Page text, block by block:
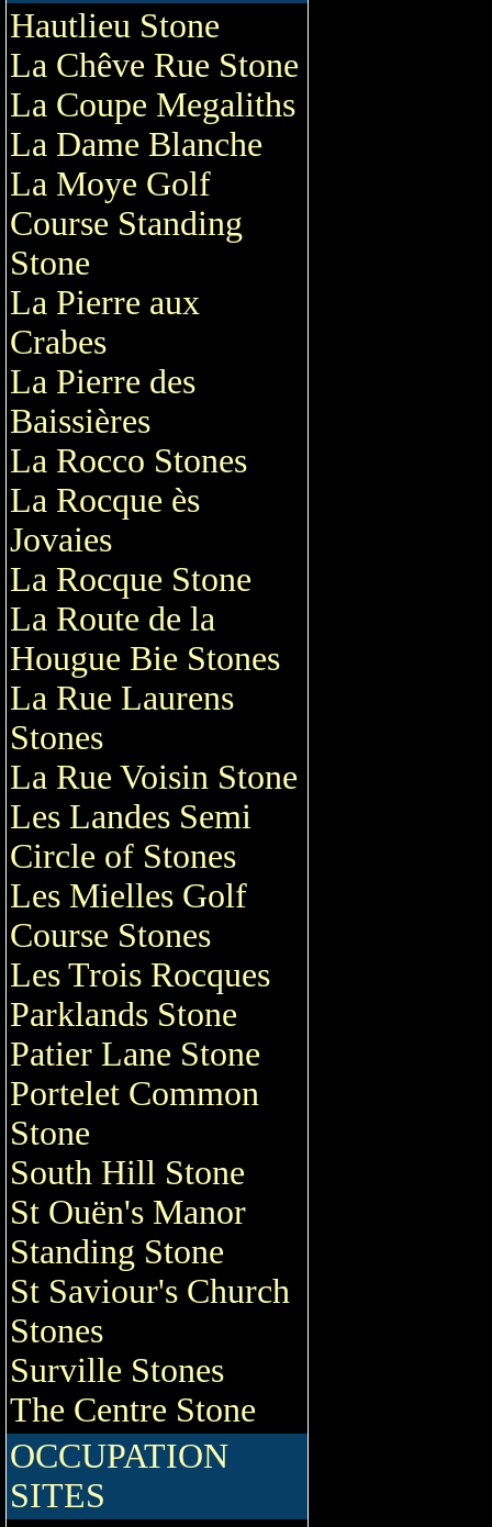
Hautlieu Stone
La Chêve Rue Stone
La Coupe Megaliths
La Dame Blanche
La Moye Golf
Course Standing
Stone
La Pierre aux
Crabes
La Pierre des
Baissières
La Rocco Stones
La Rocque ès
Jovaies
La Rocque Stone
La Route de la
Hougue Bie Stones
La Rue Laurens
Stones
La Rue Voisin Stone
Les Landes Semi
Circle of Stones
Les Mielles Golf
Course Stones
Les Trois Rocques
Parklands Stone
Patier Lane Stone
Portelet Common
Stone
South Hill Stone
St Ouën's Manor
Standing Stone
St Saviour's Church
Stones
Surville Stones
The Centre Stone
OCCUPATION
SITES